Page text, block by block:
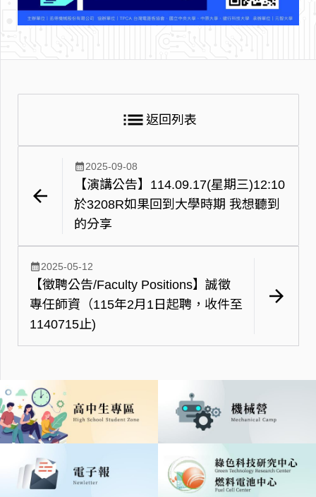
arrow_back
calendar_month2025-09-08
【演講公告】114.09.17(星期三)12:10
於3208R如果回到大學時期 我想聽到
的分享
list 返回列表
arrow_forward
calendar_month2025-05-12
【徵聘公告/Faculty Positions】誠徵
專任師資（115年2月1日起聘，收件至
1140715止)